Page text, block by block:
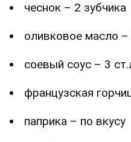
чеснок – 2 зубчика
оливковое масло –
соевый соус – 3
французская
паприка – по вкусу